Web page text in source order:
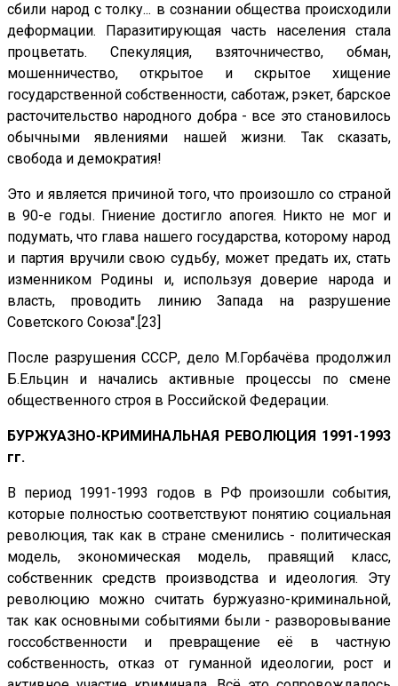
сбили народ с толку... в сознании общества происходили
деформации. Паразитирующая часть населения стала
процветать. Спекуляция, взяточничество, обман,
мошенничество, открытое и скрытое хищение
государственной собственности, саботаж, рэкет, барское
расточительство народного добра - все это становилось
обычными явлениями нашей жизни. Так сказать,
свобода и демократия!
Это и является причиной того, что произошло со страной
в 90-е годы. Гниение достигло апогея. Никто не мог и
подумать, что глава нашего государства, которому народ
и партия вручили свою судьбу, может предать их, стать
изменником Родины и, используя доверие народа и
власть, проводить линию Запада на разрушение
Советского Союза".[23]
После разрушения СССР, дело М.Горбачёва продолжил
Б.Ельцин и начались активные процессы по смене
общественного строя в Российской Федерации.
БУРЖУАЗНО-КРИМИНАЛЬНАЯ РЕВОЛЮЦИЯ 1991-1993
гг.
В период 1991-1993 годов в РФ произошли события,
которые полностью соответствуют понятию социальная
революция, так как в стране сменились - политическая
модель, экономическая модель, правящий класс,
собственник средств производства и идеология. Эту
революцию можно считать буржуазно-криминальной,
так как основными событиями были - разворовывание
госсобственности и превращение её в частную
собственность, отказ от гуманной идеологии, рост и